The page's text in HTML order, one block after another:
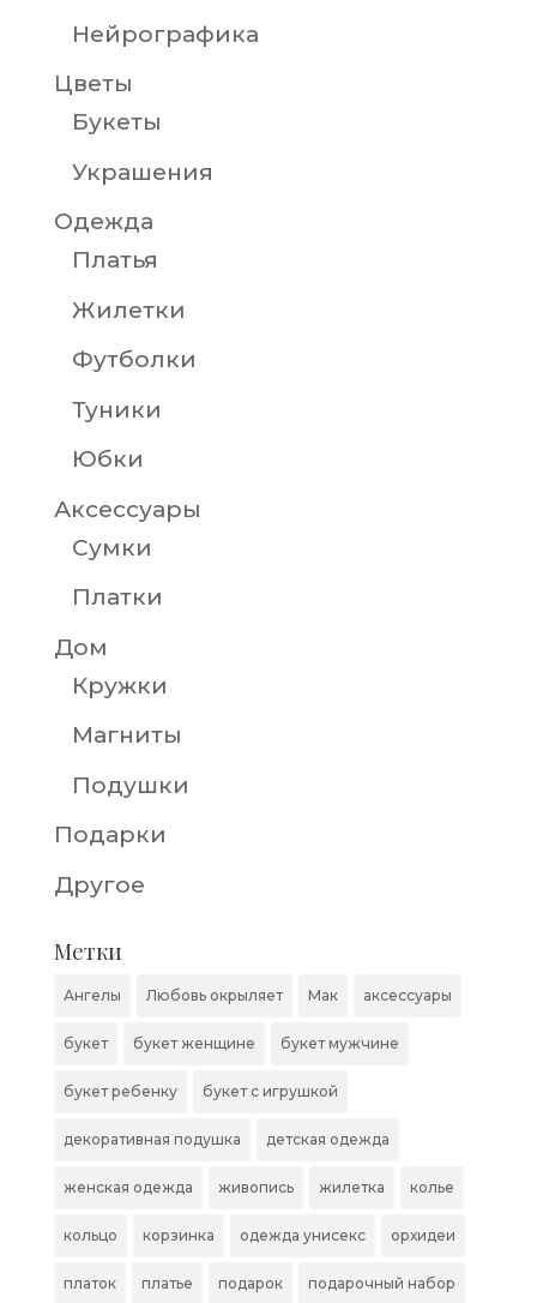
Нейрографика
Цветы
Букеты
Украшения
Одежда
Платья
Жилетки
Футболки
Туники
Юбки
Аксессуары
Сумки
Платки
Дом
Кружки
Магниты
Подушки
Подарки
Другое
Метки
Ангелы Любовь окрыляет Мак аксессуары
букет букет женщине букет мужчине
букет ребенку букет с игрушкой
декоративная подушка детская одежда
женская одежда живопись жилетка колье
кольцо корзинка одежда унисекс орхидеи
платок платье подарок подарочный набор